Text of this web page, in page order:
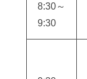
8:30～
9:30